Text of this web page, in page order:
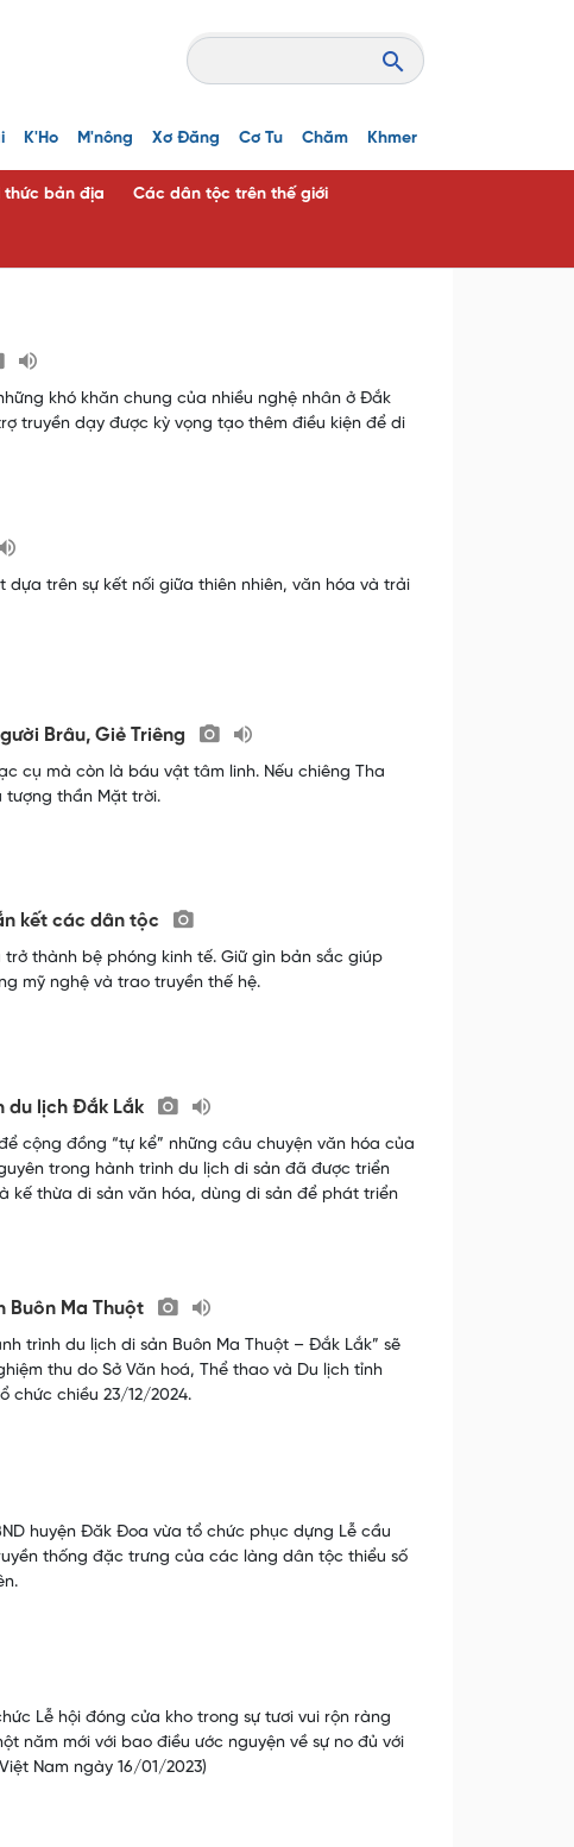
K'Ho M'nông Xơ Đăng Cơ Tu Chăm Khmer
thức bản địa Các dân tộc trên thế giới
khó khăn chung của nhiều nghệ nhân ở Đắk
truyền dạy được kỳ vọng tạo thêm điều kiện để di
trên sự kết nối giữa thiên nhiên, văn hóa và trải
Brâu, Giẻ Triêng
cụ mà còn là báu vật tâm linh. Nếu chiêng Tha
tượng thần Mặt trời.
kết các dân tộc
thành bệ phóng kinh tế. Giữ gìn bản sắc giúp
mỹ nghệ và trao truyền thế hệ.
du lịch Đắk Lắk
cộng đồng “tự kể” những câu chuyện văn hóa của
trong hành trình du lịch di sản đã được triển
kế thừa di sản văn hóa, dùng di sản để phát triển
Buôn Ma Thuột
trình du lịch di sản Buôn Ma Thuột – Đắk Lắk” sẽ
thu do Sở Văn hoá, Thể thao và Du lịch tỉnh
chức chiều 23/12/2024.
huyện Đăk Đoa vừa tổ chức phục dựng Lễ cầu
thống đặc trưng của các làng dân tộc thiểu số
Lễ hội đóng cửa kho trong sự tươi vui rộn ràng
năm mới với bao điều ước nguyện về sự no đủ với
Nam ngày 16/01/2023)